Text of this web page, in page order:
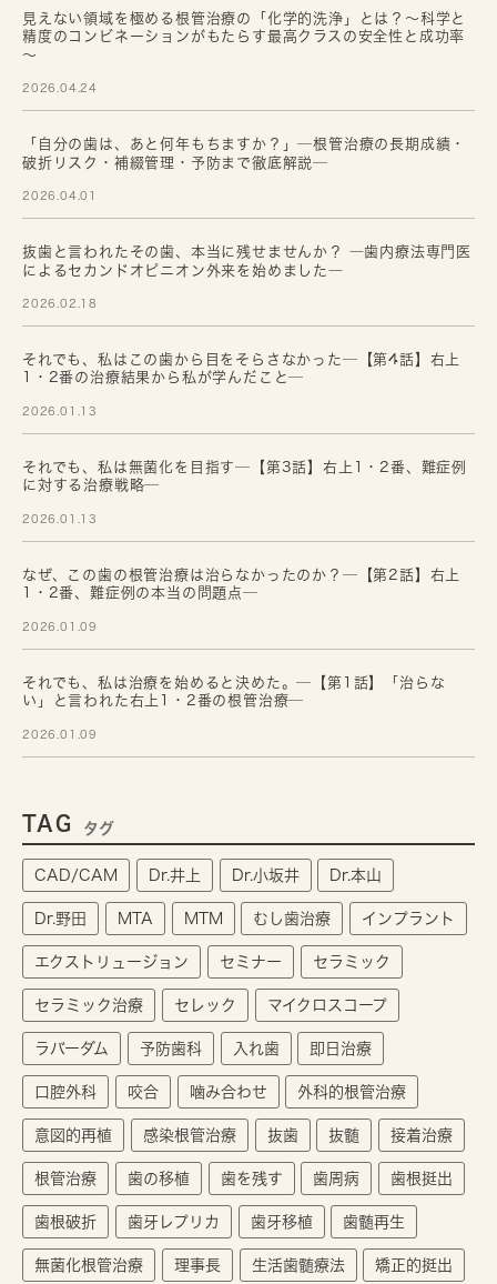
見えない領域を極める根管治療の「化学的洗浄」とは？～科学と
精度のコンビネーションがもたらす最高クラスの安全性と成功率
～
2026.04.24
「自分の歯は、あと何年もちますか？」─根管治療の長期成績・
破折リスク・補綴管理・予防まで徹底解説─
2026.04.01
抜歯と言われたその歯、本当に残せませんか？ ―歯内療法専門医
によるセカンドオピニオン外来を始めました―
2026.02.18
それでも、私はこの歯から目をそらさなかった─【第4話】右上
1・2番の治療結果から私が学んだこと─
2026.01.13
それでも、私は無菌化を目指す─【第3話】右上1・2番、難症例
に対する治療戦略─
2026.01.13
なぜ、この歯の根管治療は治らなかったのか？─【第2話】右上
1・2番、難症例の本当の問題点─
2026.01.09
それでも、私は治療を始めると決めた。─【第1話】「治らな
い」と言われた右上1・2番の根管治療─
2026.01.09
TAG タグ
CAD/CAM Dr.井上 Dr.小坂井 Dr.本山
Dr.野田 MTA MTM むし歯治療 インプラント
エクストリュージョン セミナー セラミック
セラミック治療 セレック マイクロスコープ
ラバーダム 予防歯科 入れ歯 即日治療
口腔外科 咬合 噛み合わせ 外科的根管治療
意図的再植 感染根管治療 抜歯 抜髄 接着治療
根管治療 歯の移植 歯を残す 歯周病 歯根挺出
歯根破折 歯牙レプリカ 歯牙移植 歯髄再生
無菌化根管治療 理事長 生活歯髄療法 矯正的挺出